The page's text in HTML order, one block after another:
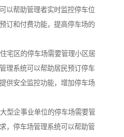
以帮助管理者实时监控停车位
订和付费功能，提高停车场的
宅区的停车场需要管理小区居
理系统可以帮助居民预订停车
供安全监控功能，增加停车场
型企事业单位的停车场需要管
，停车场管理系统可以帮助管